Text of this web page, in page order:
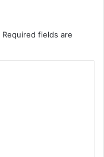
Required fields are